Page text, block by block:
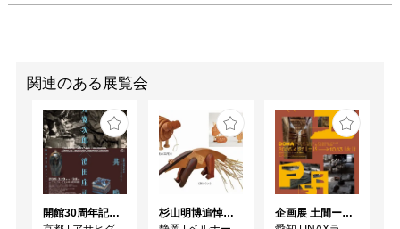
関連のある展覧会
開館30周年記念 山本爲三郎・河井寬次郎没後60年記念 「共鳴 河井寬次郎 × 濱田庄司 ー山本爲三郎コレクションより」
杉山明博追悼展 木とわたし―木工の妙技と美術教育
企画展 土間ーつくって、つかって、再発見ー